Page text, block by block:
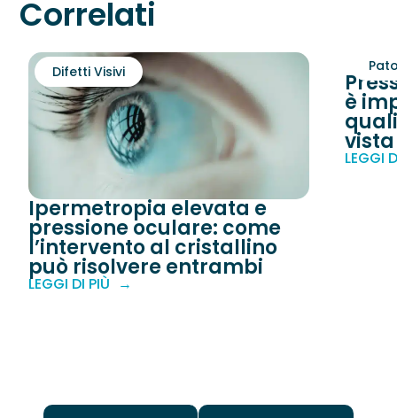
Correlati
Ipermetropia elevata e
pressione oculare: come
l’intervento al cristallino
può risolvere entrambi
Difetti Visivi
LEGGI DI PIÙ
è
vista
LEGGI